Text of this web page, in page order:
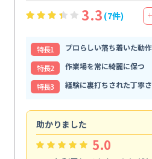
3.3 (7件)
特⻑1
プロらしい落ち着いた動作
特⻑2
作業場を常に綺麗に保つ
特⻑3
経験に裏打ちされた丁寧さ
助かりました
5.0